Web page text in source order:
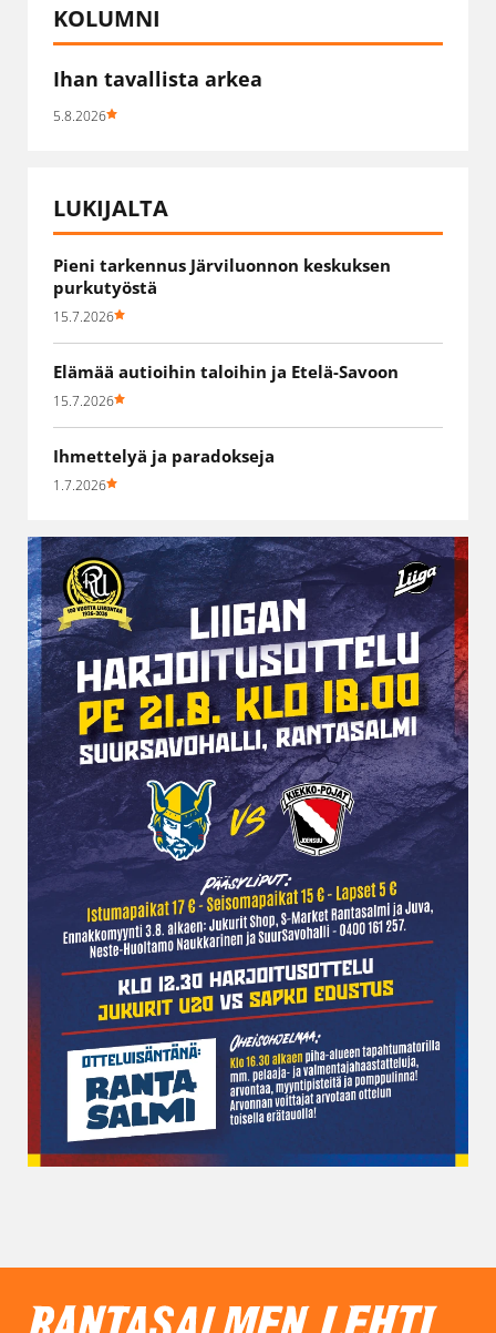
KOLUMNI
Ihan tavallista arkea
5.8.2026
LUKIJALTA
Pieni tarkennus Järviluonnon keskuksen
purkutyöstä
15.7.2026
Elämää autioihin taloihin ja Etelä-Savoon
15.7.2026
Ihmettelyä ja paradokseja
1.7.2026